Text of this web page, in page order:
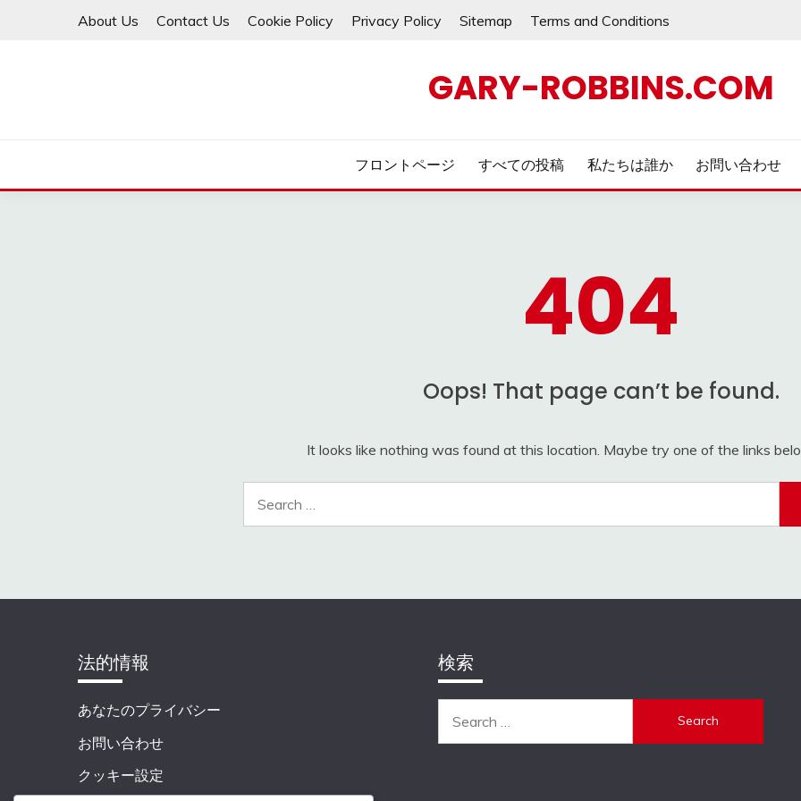
About Us Contact Us Cookie Policy Privacy Policy Sitemap Terms and Conditions
GARY-ROBBINS.COM
フロントページ すべての投稿 私たちは誰か お問い合わせ
404
Oops! That page can’t be found.
It looks like nothing was found at this location. Maybe try one of the links
法的情報
あなたのプライバシー
お問い合わせ
クッキー設定
検索
for: